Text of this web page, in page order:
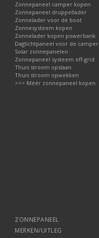
Zonnepaneel camper kopen
Zonnepaneel druppellader
Zonnelader voor de boot
Zonnesysteem kopen
Zonnelader kopen powerbank
Daglichtpaneel voor de camper
Solar zonnepanelen
Zonnepaneel systeem off-grid
Thuis stroom opslaan
Thuis stroom opwekken
>>> Méér zonnepaneel kopen
ZONNEPANEEL
MERKEN/UITLEG